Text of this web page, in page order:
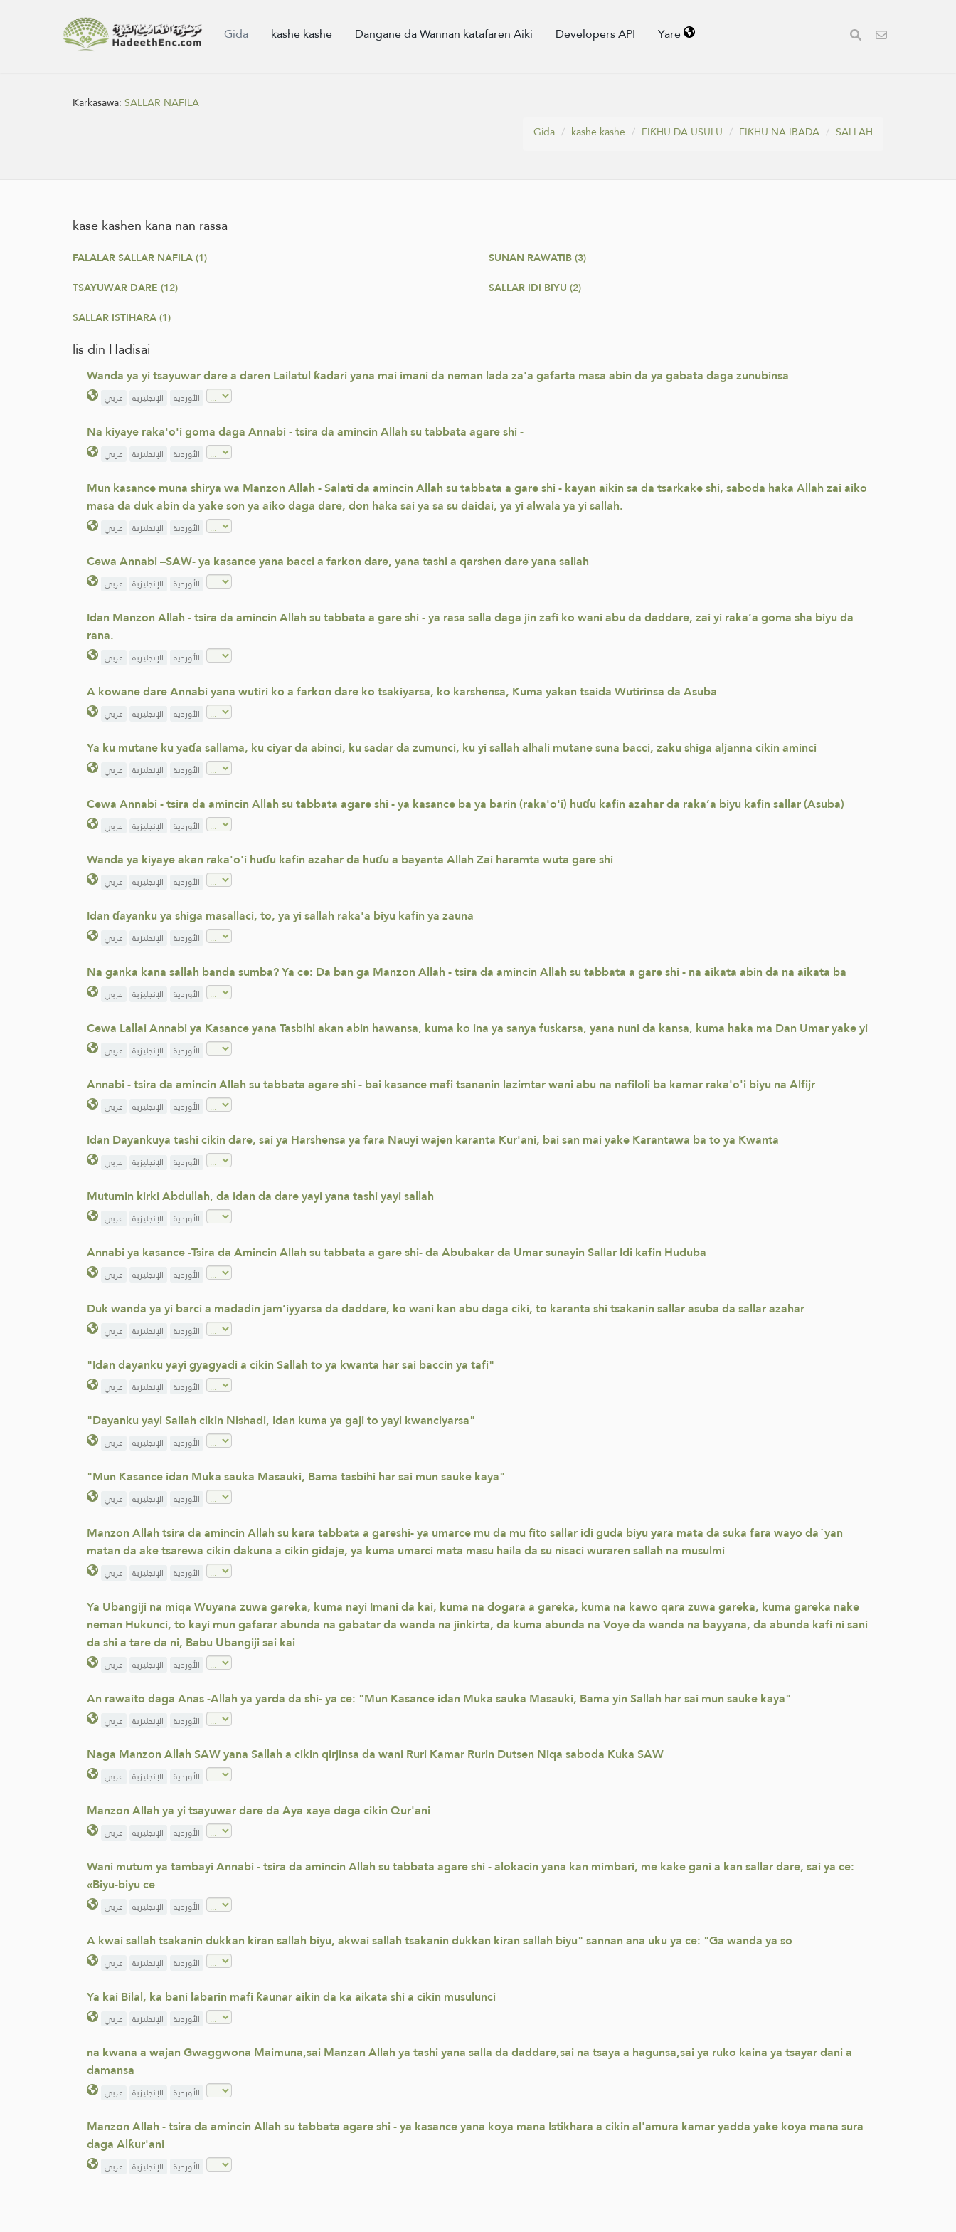
Gida kashe kashe Dangane da Wannan katafaren Aiki Developers API Yare
Karkasawa:SALLAR NAFILA
Gida
kashe kashe FIƘHU DA USULU FIƘHU NA IBADA SALLAH
kase kashen kana nan rassa
FALALAR SALLAR NAFILA (1)
SUNAN RAWATIB (3)
TSAYUWAR DARE (12)
SALLAR IDI BIYU (2)
SALLAR ISTIHARA (1)
lis din Hadisai
Wanda ya yi tsayuwar dare a daren Lailatul ƙadari yana mai imani da neman lada za'a gafarta masa abin da ya gabata daga zunubinsa
عربي الإنجليزية الأوردية
Na kiyaye raka'o'i goma daga Annabi - tsira da amincin Allah su tabbata agare shi -
عربي الإنجليزية الأوردية
Mun kasance muna shirya wa Manzon Allah - Salati da amincin Allah su tabbata a gare shi - kayan aikin sa da tsarkake shi, saboda haka Allah zai aiko
masa da duk abin da yake son ya aiko daga dare, don haka sai ya sa su daidai, ya yi alwala ya yi sallah.
عربي الإنجليزية الأوردية
Cewa Annabi –SAW- ya kasance yana bacci a farkon dare, yana tashi a qarshen dare yana sallah
عربي الإنجليزية الأوردية
Idan Manzon Allah - tsira da amincin Allah su tabbata a gare shi - ya rasa salla daga jin zafi ko wani abu da daddare, zai yi raka’a goma sha biyu da
rana.
عربي الإنجليزية الأوردية
A kowane dare Annabi yana wutiri ko a farkon dare ko tsakiyarsa, ko karshensa, Kuma yakan tsaida Wutirinsa da Asuba
عربي الإنجليزية الأوردية
Ya ku mutane ku yaɗa sallama, ku ciyar da abinci, ku sadar da zumunci, ku yi sallah alhali mutane suna bacci, zaku shiga aljanna cikin aminci
عربي الإنجليزية الأوردية
Cewa Annabi - tsira da amincin Allah su tabbata agare shi - ya kasance ba ya barin (raka'o'i) huɗu kafin azahar da raka’a biyu kafin sallar (Asuba)
عربي الإنجليزية الأوردية
Wanda ya kiyaye akan raka'o'i huɗu kafin azahar da huɗu a bayanta Allah Zai haramta wuta gare shi
عربي الإنجليزية الأوردية
Idan ɗayanku ya shiga masallaci, to, ya yi sallah raka'a biyu kafin ya zauna
عربي الإنجليزية الأوردية
Na ganka kana sallah banda sumba? Ya ce: Da ban ga Manzon Allah - tsira da amincin Allah su tabbata a gare shi - na aikata abin da na aikata ba
عربي الإنجليزية الأوردية
Cewa Lallai Annabi ya Kasance yana Tasbihi akan abin hawansa, kuma ko ina ya sanya fuskarsa, yana nuni da kansa, kuma haka ma Dan Umar yake yi
عربي الإنجليزية الأوردية
Annabi - tsira da amincin Allah su tabbata agare shi - bai kasance mafi tsananin lazimtar wani abu na nafiloli ba kamar raka'o'i biyu na Alfijr
عربي الإنجليزية الأوردية
Idan Dayankuya tashi cikin dare, sai ya Harshensa ya fara Nauyi wajen karanta Kur'ani, bai san mai yake Karantawa ba to ya Kwanta
عربي الإنجليزية الأوردية
Mutumin kirki Abdullah, da idan da dare yayi yana tashi yayi sallah
عربي الإنجليزية الأوردية
Annabi ya kasance -Tsira da Amincin Allah su tabbata a gare shi- da Abubakar da Umar sunayin Sallar Idi kafin Huduba
عربي الإنجليزية الأوردية
Duk wanda ya yi barci a madadin jam’iyyarsa da daddare, ko wani kan abu daga ciki, to karanta shi tsakanin sallar asuba da sallar azahar
عربي الإنجليزية الأوردية
"Idan dayanku yayi gyagyadi a cikin Sallah to ya kwanta har sai baccin ya tafi"
عربي الإنجليزية الأوردية
"Dayanku yayi Sallah cikin Nishadi, Idan kuma ya gaji to yayi kwanciyarsa"
عربي الإنجليزية الأوردية
"Mun Kasance idan Muka sauka Masauki, Bama tasbihi har sai mun sauke kaya"
عربي الإنجليزية الأوردية
Manzon Allah tsira da amincin Allah su kara tabbata a gareshi- ya umarce mu da mu fito sallar idi guda biyu yara mata da suka fara wayo da `yan
matan da ake tsarewa cikin dakuna a cikin gidaje, ya kuma umarci mata masu haila da su nisaci wuraren sallah na musulmi
عربي الإنجليزية الأوردية
Ya Ubangiji na miqa Wuyana zuwa gareka, kuma nayi Imani da kai, kuma na dogara a gareka, kuma na kawo qara zuwa gareka, kuma gareka nake
neman Hukunci, to kayi mun gafarar abunda na gabatar da wanda na jinkirta, da kuma abunda na Voye da wanda na bayyana, da abunda kafi ni sani
da shi a tare da ni, Babu Ubangiji sai kai
عربي الإنجليزية الأوردية
An rawaito daga Anas -Allah ya yarda da shi- ya ce: "Mun Kasance idan Muka sauka Masauki, Bama yin Sallah har sai mun sauke kaya"
عربي الإنجليزية الأوردية
Naga Manzon Allah SAW yana Sallah a cikin qirjinsa da wani Ruri Kamar Rurin Dutsen Niqa saboda Kuka SAW
عربي الإنجليزية الأوردية
Manzon Allah ya yi tsayuwar dare da Aya xaya daga cikin Qur'ani
عربي الإنجليزية الأوردية
Wani mutum ya tambayi Annabi - tsira da amincin Allah su tabbata agare shi - alokacin yana kan mimbari, me kake gani a kan sallar dare, sai ya ce:
«Biyu-biyu ce
عربي الإنجليزية الأوردية
A kwai sallah tsakanin dukkan kiran sallah biyu, akwai sallah tsakanin dukkan kiran sallah biyu" sannan ana uku ya ce: "Ga wanda ya so
عربي الإنجليزية الأوردية
Ya kai Bilal, ka bani labarin mafi ƙaunar aikin da ka aikata shi a cikin musulunci
عربي الإنجليزية الأوردية
na kwana a wajan Gwaggwona Maimuna,sai Manzan Allah ya tashi yana salla da daddare,sai na tsaya a hagunsa,sai ya ruko kaina ya tsayar dani a
damansa
عربي الإنجليزية الأوردية
Manzon Allah - tsira da amincin Allah su tabbata agare shi - ya kasance yana koya mana Istikhara a cikin al'amura kamar yadda yake koya mana sura
daga Alƙur'ani
عربي الإنجليزية الأوردية